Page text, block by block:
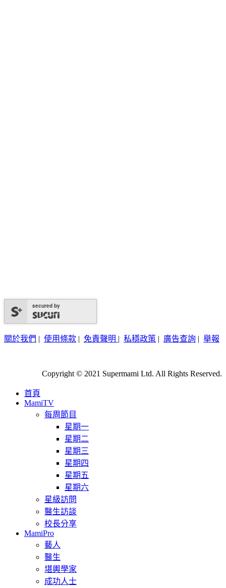
secured by
關於我們 | 使用條款 | 免責聲明 | 私穩政策 | 廣告查詢 | 舉報
Copyright © 2021 Supermami Ltd. All Rights Reserved.
首頁
MamiTV
每周節目
星期一
星期二
星期三
星期四
星期五
星期六
星級訪問
醫生訪談
校長分享
MamiPro
藝人
醫生
堪輿學家
成功人士